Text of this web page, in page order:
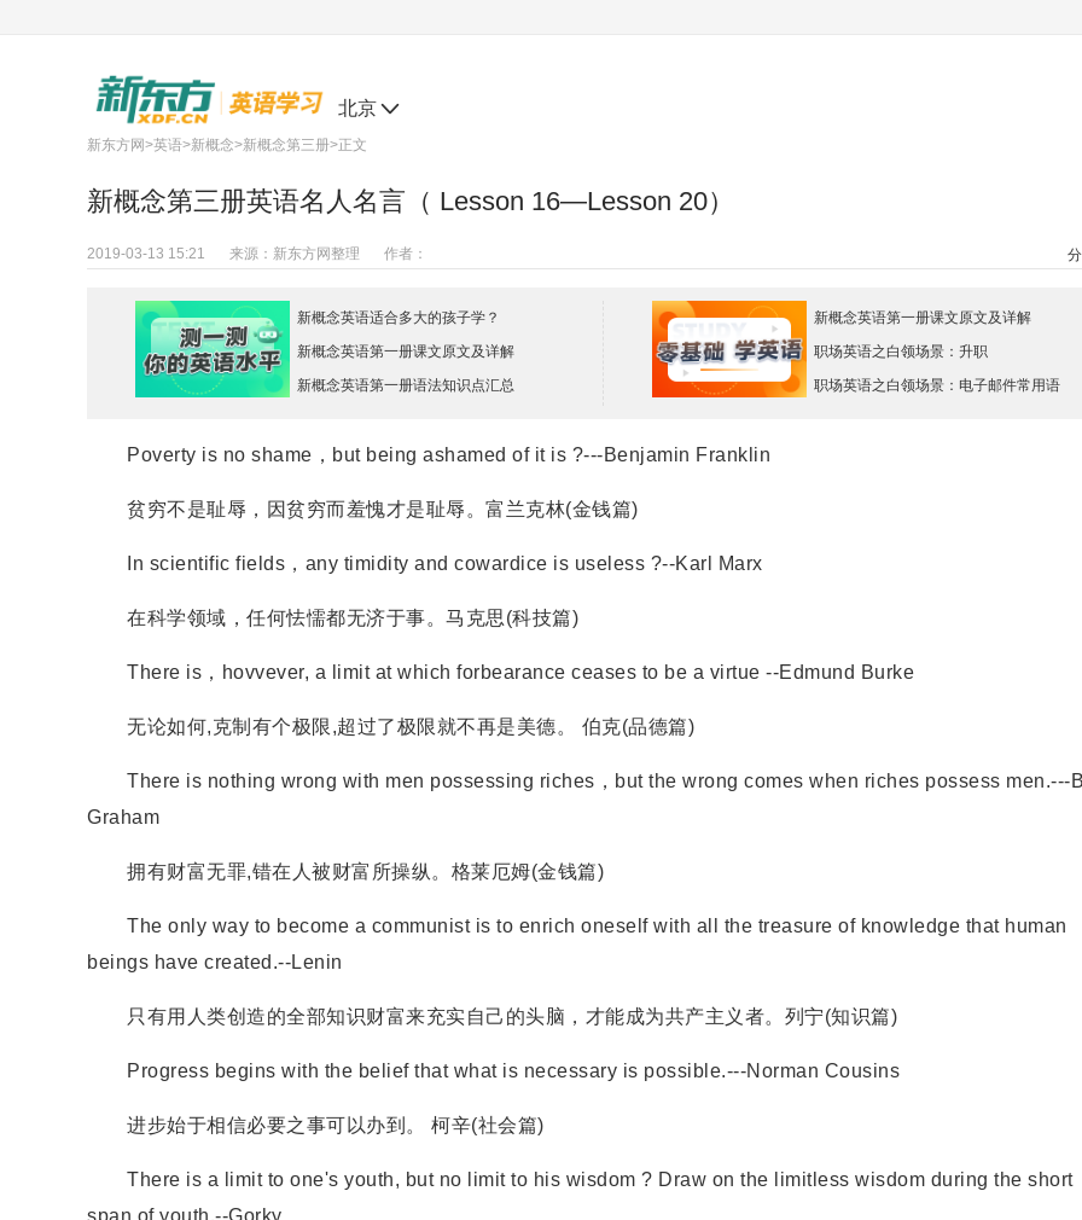
北京
新东方网>英语>新概念>新概念第三册>正文
新概念第三册英语名人名言（ Lesson 16—Lesson 20）
2019-03-13 15:21 来源： 新东方网整理 作者：
新概念英语适合多大的孩子学？
新概念英语第一册课文原文及详解
新概念英语第一册语法知识点汇总
新概念英语第一册课文原文及详解
职场英语之白领场景：升职
职场英语之白领场景：电子邮件常用语
Poverty is no shame，but being ashamed of it is ?---Benjamin Franklin
贫穷不是耻辱，因贫穷而羞愧才是耻辱。富兰克林(金钱篇)
In scientific fields，any timidity and cowardice is useless ?--Karl Marx
在科学领域，任何怯懦都无济于事。马克思(科技篇)
There is，hovvever, a limit at which forbearance ceases to be a virtue --Edmund Burke
无论如何,克制有个极限,超过了极限就不再是美德。 伯克(品德篇)
There is nothing wrong with men possessing riches，but the wrong comes when riches possess men.---
Graham
拥有财富无罪,错在人被财富所操纵。格莱厄姆(金钱篇)
The only way to become a communist is to enrich oneself with all the treasure of knowledge that human
beings have created.--Lenin
只有用人类创造的全部知识财富来充实自己的头脑，才能成为共产主义者。列宁(知识篇)
Progress begins with the belief that what is necessary is possible.---Norman Cousins
进步始于相信必要之事可以办到。 柯辛(社会篇)
There is a limit to one's youth, but no limit to his wisdom ? Draw on the limitless wisdom during the short
span of youth.--Gorky